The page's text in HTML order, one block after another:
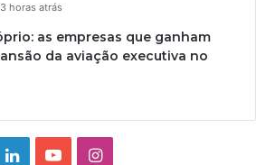
horas atrás
as empresas que ganham
da aviação executiva no
LinkedinYouTubeInstagram